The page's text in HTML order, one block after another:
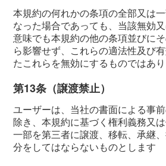
本規約の何れかの条項の全部又は
なった場合であっても、当該無効
意味でも本規約の他の条項並びに
ら影響せず、これらの適法性及び
たこれらを無効にするものではあり
第13条（譲渡禁止）
ユーザーは、当社の書面による事
除き、本規約に基づく権利義務又
一部を第三者に譲渡、移転、承継
分をしてはならないものとします